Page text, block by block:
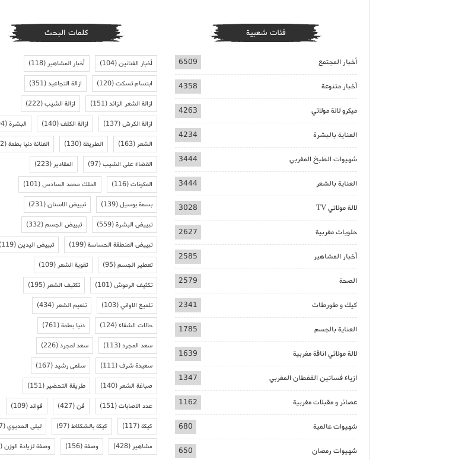
فئات شعبية
أخبار المجتمع 6509
أخبار متنوعة 4358
ميكرو لالة مولاتي 4263
العناية بالبشرة 4234
شهيوات الطبخ المغربي 3444
العناية بالشعر 3444
لالة مولاتي TV 3028
حلويات مغربية 2627
أخبار المشاهير 2585
الصحة 2579
كيك و طورطات 2341
العناية بالجسم 1785
لالة مولاتي اناقة مغربية 1639
ازياء فساتين القفطان المغربي 1347
عصائر و مقبلات مغربية 1162
شهيوات عالمية 680
شهيوات رمضان 650
كلمات البحث
أخبار الفنانين(104) أخبار المشاهير(118)
ابتسام تسكت(120) ازالة التجاعيد(351)
ازالة الشعر الزائد(151) ازالة الشيب(222)
ازالة الكرش(137) ازالة الكلف(140) البشرة(194)
الشعر(163) الطريقة(130) الفنانة دنيا بطمة(142)
القضاء على الشيب(97) المقادير(223)
المكونات(116) الملك محمد السادس(101)
بسمة بوسيل(139) تبييض الاسنان(231)
تبييض البشرة(559) تبييض الجسم(332)
تبييض المنطقة الحساسة(199) تبييض اليدين(119)
تعطير الجسم(95) تقوية الشعر(109)
تكثيف الرموش(101) تكثيف الشعر(195)
تلميع الاواني(103) تنعيم الشعر(434)
حالات الشفاء(124) دنيا بطمة(761)
سعد المجرد(113) سعد لمجرد(226)
سعيدة شرف(111) سلمى رشيد(167)
صباغة الشعر(140) طريقة التحضير(151)
عدد الاصابات(151) فن(427) فوائد(109)
كيكة(117) كيكة بالشكلاط(97) ليلى الحديوي(97)
مشاهير(428) وصفة(156) وصفة لزيادة الوزن(138)